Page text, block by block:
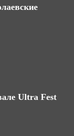
Ultra Fest